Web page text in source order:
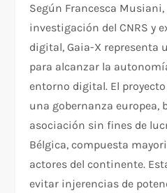
Según Francesca
investigación del CNRS y
digital, Gaia-X representa
para alcanzar la
entorno digital. El
una gobernanza europea,
asociación sin fines de
Bélgica, compuesta
actores del continente.
evitar injerencias de